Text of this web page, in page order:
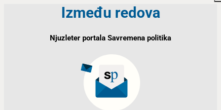
Između redova
Njuzleter portala Savremena politika